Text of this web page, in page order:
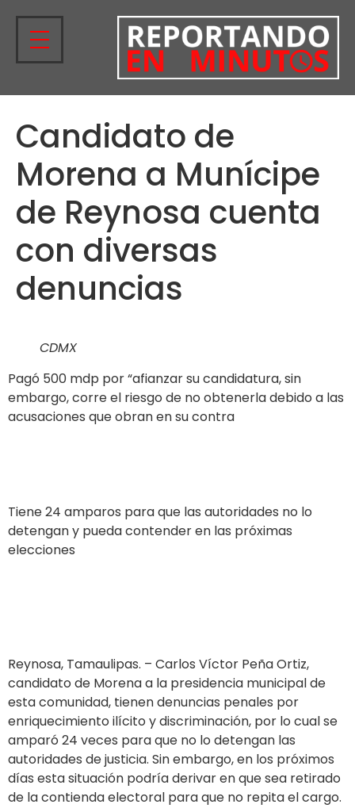
Candidato de
Morena a Munícipe
de Reynosa cuenta
con diversas
denuncias
CDMX
Pagó 500 mdp por “afianzar su candidatura, sin
embargo, corre el riesgo de no obtenerla debido a las
acusaciones que obran en su contra
Tiene 24 amparos para que las autoridades no lo
detengan y pueda contender en las próximas
elecciones
Reynosa, Tamaulipas. – Carlos Víctor Peña Ortiz,
candidato de Morena a la presidencia municipal de
esta comunidad, tienen denuncias penales por
enriquecimiento ilícito y discriminación, por lo cual se
amparó 24 veces para que no lo detengan las
autoridades de justicia. Sin embargo, en los próximos
días esta situación podría derivar en que sea retirado
de la contienda electoral para que no repita el cargo.